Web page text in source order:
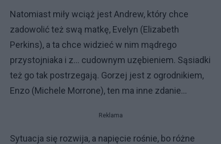
Natomiast miły wciąż jest Andrew, który chce
zadowolić też swą matkę, Evelyn (Elizabeth
Perkins), a ta chce widzieć w nim mądrego
przystojniaka i z... cudownym uzębieniem. Sąsiadki
też go tak postrzegają. Gorzej jest z ogrodnikiem,
Enzo (Michele Morrone), ten ma inne zdanie...
Reklama
Sytuacja się rozwija, a napięcie rośnie, bo różne